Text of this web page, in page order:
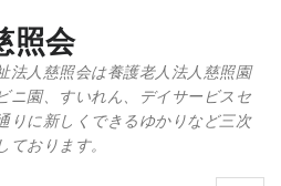
照会
法人慈照会は養護老人法人慈照園
ニ園、すいれん、デイサービスセ
りに新しくできるゆかりなど三次
おります。